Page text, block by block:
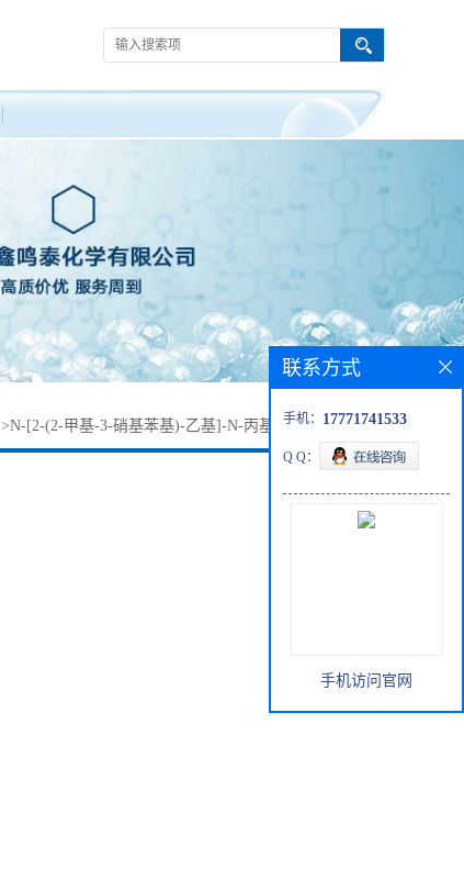
>N-[2-(2-甲基-3-硝基苯基)-乙基]-N-丙基丙烷-1-胺盐酸盐
联系方式
手机： 17771741533
Q Q：
手机访问官网